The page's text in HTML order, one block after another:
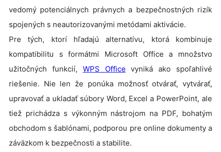
vedomý potenciálnych právnych a bezpečnostných rizík
spojených s neautorizovanými metódami aktivácie.
Pre tých, ktorí hľadajú alternatívu, ktorá kombinuje
kompatibilitu s formátmi Microsoft Office a množstvo
užitočných funkcií, WPS Office vyniká ako spoľahlivé
riešenie. Nie len že ponúka možnosť otvárať, vytvárať,
upravovať a ukladať súbory Word, Excel a PowerPoint, ale
tiež prichádza s výkonným nástrojom na PDF, bohatým
obchodom s šablónami, podporou pre online dokumenty a
záväzkom k bezpečnosti a stabilite.